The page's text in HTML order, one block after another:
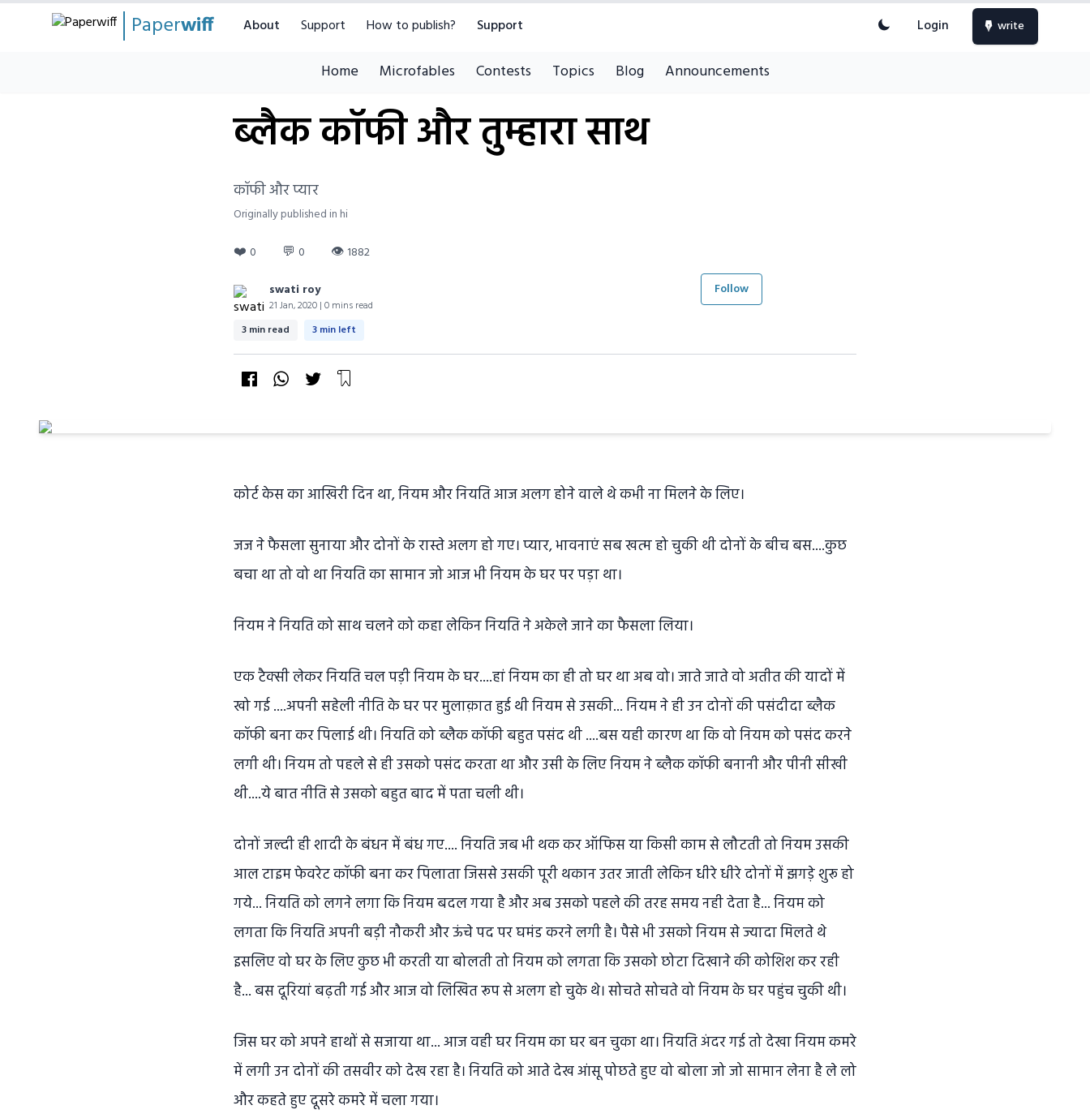
Paperwiff About Support How to publish? Support Login write
Home Microfables Contests Topics Blog Announcements
ब्लैक कॉफी और तुम्हारा साथ
कॉफी और प्यार
Originally published in hi
❤️ 0 💬 0 👁 1882
swati roy
21 Jan, 2020 | 0 mins read
Follow
3 min read 3 min left
कोर्ट केस का आखिरी दिन था, नियम और नियति आज अलग होने वाले थे कभी ना मिलने के लिए।
जज ने फैसला सुनाया और दोनों के रास्ते अलग हो गए। प्यार, भावनाएं सब खत्म हो चुकी थी दोनों के बीच बस....कुछ
बचा था तो वो था नियति का सामान जो आज भी नियम के घर पर पड़ा था।
नियम ने नियति को साथ चलने को कहा लेकिन नियति ने अकेले जाने का फैसला लिया।
एक टैक्सी लेकर नियति चल पड़ी नियम के घर....हां नियम का ही तो घर था अब वो। जाते जाते वो अतीत की यादों में
खो गई ....अपनी सहेली नीति के घर पर मुलाक़ात हुई थी नियम से उसकी... नियम ने ही उन दोनों की पसंदीदा ब्लैक
कॉफी बना कर पिलाई थी। नियति को ब्लैक कॉफी बहुत पसंद थी ....बस यही कारण था कि वो नियम को पसंद करने
लगी थी। नियम तो पहले से ही उसको पसंद करता था और उसी के लिए नियम ने ब्लैक कॉफी बनानी और पीनी सीखी
थी....ये बात नीति से उसको बहुत बाद में पता चली थी।
दोनों जल्दी ही शादी के बंधन में बंध गए.... नियति जब भी थक कर ऑफिस या किसी काम से लौटती तो नियम उसकी
आल टाइम फेवरेट कॉफी बना कर पिलाता जिससे उसकी पूरी थकान उतर जाती लेकिन धीरे धीरे दोनों में झगड़े शुरू हो
गये... नियति को लगने लगा कि नियम बदल गया है और अब उसको पहले की तरह समय नही देता है... नियम को
लगता कि नियति अपनी बड़ी नौकरी और ऊंचे पद पर घमंड करने लगी है। पैसे भी उसको नियम से ज्यादा मिलते थे
इसलिए वो घर के लिए कुछ भी करती या बोलती तो नियम को लगता कि उसको छोटा दिखाने की कोशिश कर रही
है... बस दूरियां बढ़ती गई और आज वो लिखित रूप से अलग हो चुके थे। सोचते सोचते वो नियम के घर पहुंच चुकी थी।
जिस घर को अपने हाथों से सजाया था... आज वही घर नियम का घर बन चुका था। नियति अंदर गई तो देखा नियम कमरे
में लगी उन दोनों की तसवीर को देख रहा है। नियति को आते देख आंसू पोछते हुए वो बोला जो जो सामान लेना है ले लो
और कहते हुए दूसरे कमरे में चला गया।